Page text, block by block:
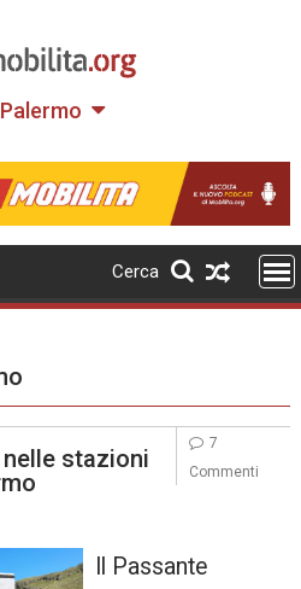
Palermo
Cerca
stazioni
Il Passante
7
Commenti